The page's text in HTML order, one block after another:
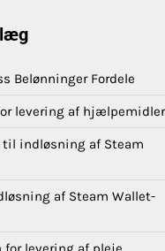
Belønninger Fordele
levering af hjælpemidler
til indløsning af Steam
af Steam Wallet-